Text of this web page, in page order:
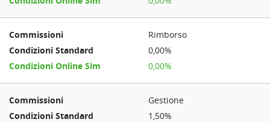
Rimborso
0,00%
0,00%
Gestione
1,50%